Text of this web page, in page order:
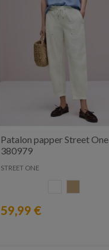
Patalon papper Street One
380979
STREET ONE
59,99 €